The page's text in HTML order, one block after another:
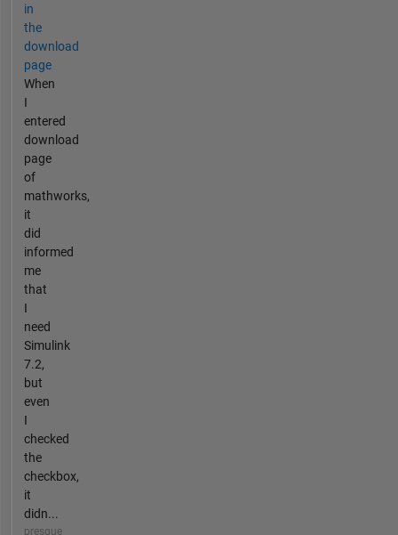
in
the
download
page
When
I
entered
download
page
of
mathworks,
it
did
informed
me
that
I
need
Simulink
7.2,
but
even
I
checked
the
checkbox,
it
didn...
presque